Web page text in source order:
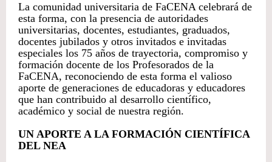
La comunidad universitaria de FaCENA celebrará de
esta forma, con la presencia de autoridades
universitarias, docentes, estudiantes, graduados,
docentes jubilados y otros invitados e invitadas
especiales los 75 años de trayectoria, compromiso y
formación docente de los Profesorados de la
FaCENA, reconociendo de esta forma el valioso
aporte de generaciones de educadoras y educadores
que han contribuido al desarrollo científico,
académico y social de nuestra región.
UN APORTE A LA FORMACIÓN CIENTÍFICA
DEL NEA